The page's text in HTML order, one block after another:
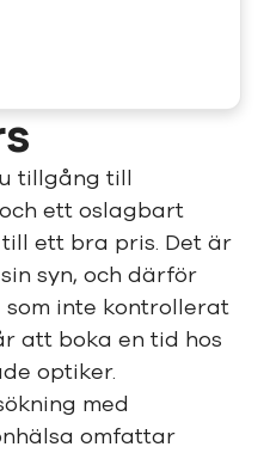
tillgång till
ett oslagbart
ett bra pris. Det är
syn, och därför
inte kontrollerat
att boka en tid hos
optiker.
med
omfattar